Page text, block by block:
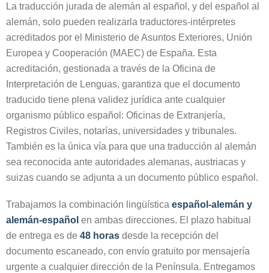
La traducción jurada de alemán al español, y del español al
alemán, solo pueden realizarla traductores-intérpretes
acreditados por el Ministerio de Asuntos Exteriores, Unión
Europea y Cooperación (MAEC) de España. Esta
acreditación, gestionada a través de la Oficina de
Interpretación de Lenguas, garantiza que el documento
traducido tiene plena validez jurídica ante cualquier
organismo público español: Oficinas de Extranjería,
Registros Civiles, notarías, universidades y tribunales.
También es la única vía para que una traducción al alemán
sea reconocida ante autoridades alemanas, austriacas y
suizas cuando se adjunta a un documento público español.
Trabajamos la combinación lingüística español-alemán y
alemán-español en ambas direcciones. El plazo habitual
de entrega es de 48 horas desde la recepción del
documento escaneado, con envío gratuito por mensajería
urgente a cualquier dirección de la Península. Entregamos